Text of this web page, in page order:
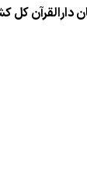
دارالقرآن کل